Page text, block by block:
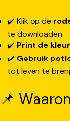
✔️ Klik op de
te downloaden.
✔️ Print de
✔️ Gebruik
tot leven te
📌